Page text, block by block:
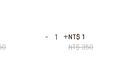
- +NT$ 1
NT$ 350